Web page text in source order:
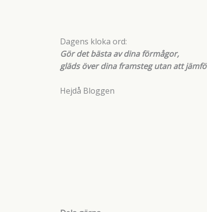
Dagens kloka ord:
Gör det bästa av dina förmågor,
gläds över dina framsteg utan att
Hejdå Bloggen